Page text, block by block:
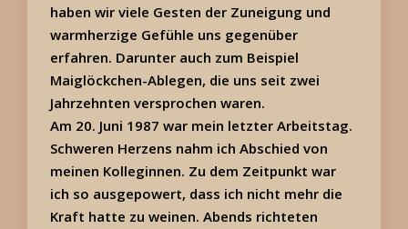
haben wir viele Gesten der Zuneigung und
warmherzige Gefühle uns gegenüber
erfahren. Darunter auch zum Beispiel
Maiglöckchen-Ablegen, die uns seit zwei
Jahrzehnten versprochen waren.
Am 20. Juni 1987 war mein letzter Arbeitstag.
Schweren Herzens nahm ich Abschied von
meinen Kolleginnen. Zu dem Zeitpunkt war
ich so ausgepowert, dass ich nicht mehr die
Kraft hatte zu weinen. Abends richteten